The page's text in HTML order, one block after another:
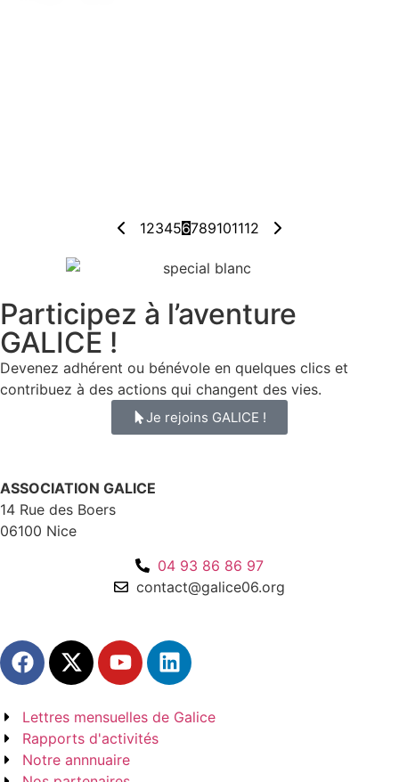
123456789101112
Participez à l’aventure
GALICE !
Devenez adhérent ou bénévole en quelques clics et
contribuez à des actions qui changent des vies.
Je rejoins GALICE !
ASSOCIATION GALICE
14 Rue des Boers
06100 Nice
04 93 86 86 97
contact@galice06.org
Lettres mensuelles de Galice
Rapports d'activités
Notre annnuaire